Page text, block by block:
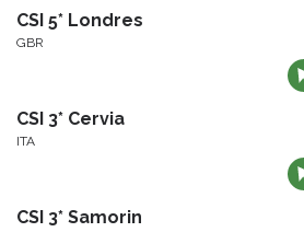
CSI 5* Londres
GBR
CSI 3* Cervia
ITA
CSI 3* Samorin